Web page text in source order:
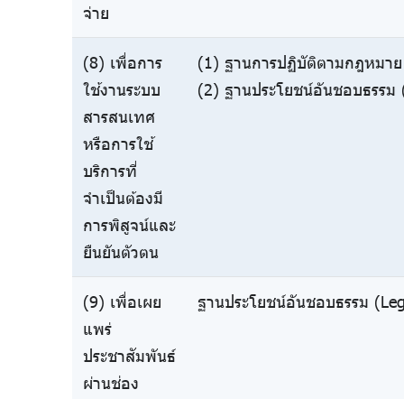
จ่าย
(8) เพื่อการ
ใช้งานระบบ
สารสนเทศ
หรือการใช้
บริการที่
จำเป็นต้องมี
การพิสูจน์และ
ยืนยันตัวตน
(1) ฐานการปฏิบัติตามกฎหมา
(2) ฐานประโยชน์อันชอบธรรม
(9) เพื่อเผย
แพร่
ประชาสัมพันธ์
ผ่านช่อง
ฐานประโยชน์อันชอบธรรม